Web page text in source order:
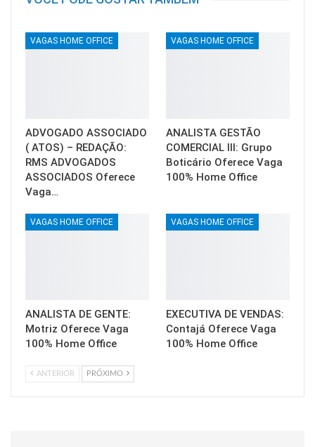
VAGAS HOME OFFICE
ADVOGADO ASSOCIADO
( ATOS) – REDAÇÃO:
RMS ADVOGADOS
ASSOCIADOS Oferece
Vaga…
VAGAS HOME OFFICE
ANALISTA GESTÃO
COMERCIAL III: Grupo
Boticário Oferece Vaga
100% Home Office
VAGAS HOME OFFICE
ANALISTA DE GENTE:
Motriz Oferece Vaga
100% Home Office
VAGAS HOME OFFICE
EXECUTIVA DE VENDAS:
Contajá Oferece Vaga
100% Home Office
ANTERIOR PRÓXIMO